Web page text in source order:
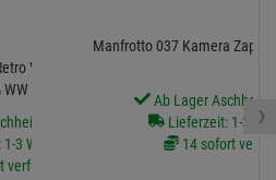
Vintage Scheinwerfer
+ RGB
lieferbar
3 Werktage
verfügbar
Manfrotto 037 Kamera
Ab Lager
Lieferzeit: 1-3
14 sofort
›